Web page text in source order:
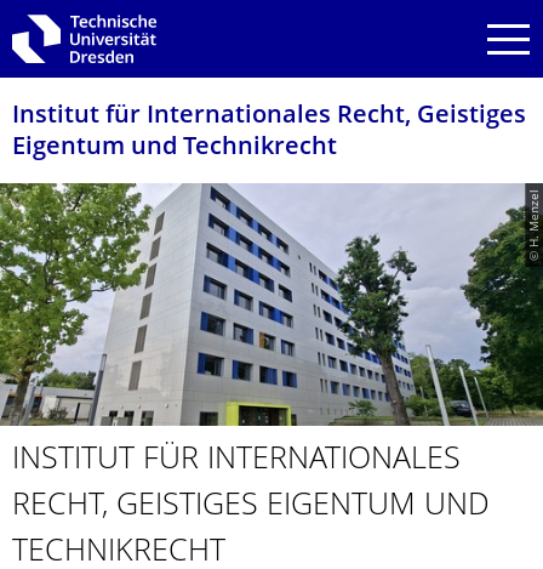
Zur Hauptnavigation springen
Zur Suche springen
Zum Inhalt springen
Institut für Internationales Recht, Geistiges
Eigentum und Technikrecht
© H. Menzel
INSTITUT FÜR INTER­NATIONALES
RECHT, GEISTIGES EIGENTUM UND
TECHNIKRECHT